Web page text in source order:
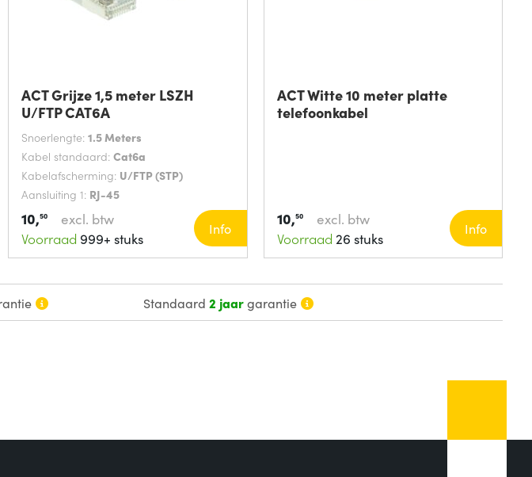
ACT Grijze 1,5 meter LSZH
U/FTP CAT6A
Snoerlengte: 1.5 Meters
Kabel standaard: Cat6a
Kabelafscherming: U/FTP (STP)
Aansluiting 1: RJ-45
10,50
excl. btw
Voorraad 999+ stuks
Info
ACT Witte 10 meter platte
telefoonkabel
10,50
excl. btw
Voorraad 26 stuks
Info
Standaard2 jaargarantie